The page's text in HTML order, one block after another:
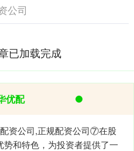
公司
已加载完成
优配
资公司,正规配资公司⑦在股
和特色，为投资者提供了一